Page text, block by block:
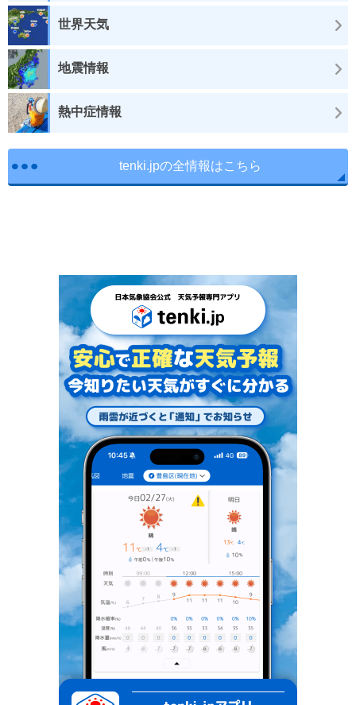
世界天気
地震情報
熱中症情報
tenki.jpの全情報はこちら